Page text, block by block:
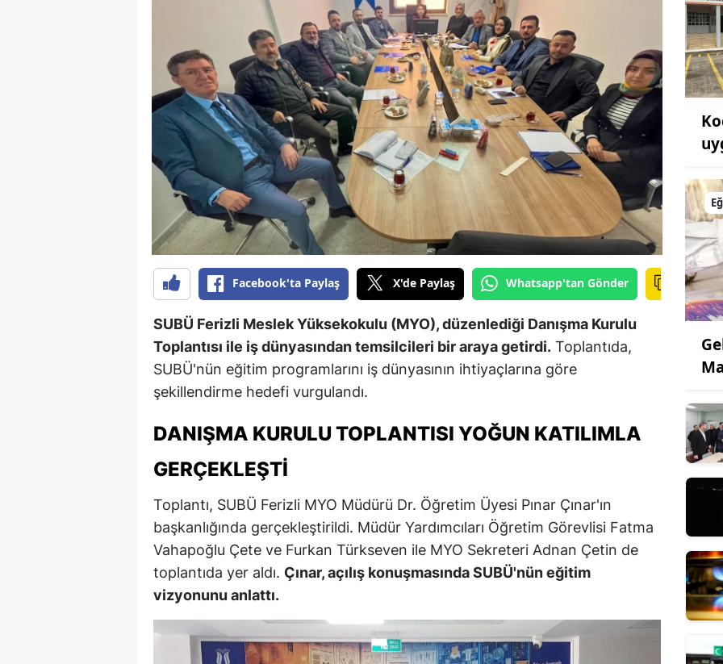
Facebook'ta Paylaş X'de Paylaş Whatsapp'tan Gönder
SUBÜ Ferizli Meslek Yüksekokulu (MYO), düzenlediği Danışma Kurulu
Toplantısı ile iş dünyasından temsilcileri bir araya getirdi. Toplantıda,
SUBÜ'nün eğitim programlarını iş dünyasının ihtiyaçlarına göre
şekillendirme hedefi vurgulandı.
DANIŞMA KURULU TOPLANTISI YOĞUN KATILIMLA
GERÇEKLEŞTI
Toplantı, SUBÜ Ferizli MYO Müdürü Dr. Öğretim Üyesi Pınar Çınar'ın
başkanlığında gerçekleştirildi. Müdür Yardımcıları Öğretim Görevlisi Fatma
Vahapoğlu Çete ve Furkan Türkseven ile MYO Sekreteri Adnan Çetin de
toplantıda yer aldı. Çınar, açılış konuşmasında SUBÜ'nün eğitim
vizyonunu anlattı.